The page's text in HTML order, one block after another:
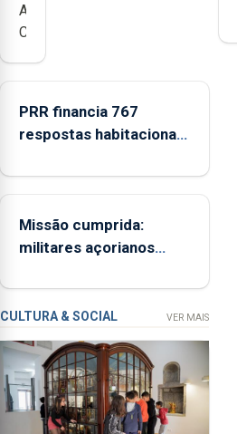
A
Câmara
Municipal
Grande
está
iniciativa
“Museus
Verão”,
que
garante
a
abertura
dos
museus
PRR financia 767
respostas habitacionais
investimento de 65 ME
Missão cumprida:
militares açorianos
na Roménia
CULTURA & SOCIAL VER MAIS